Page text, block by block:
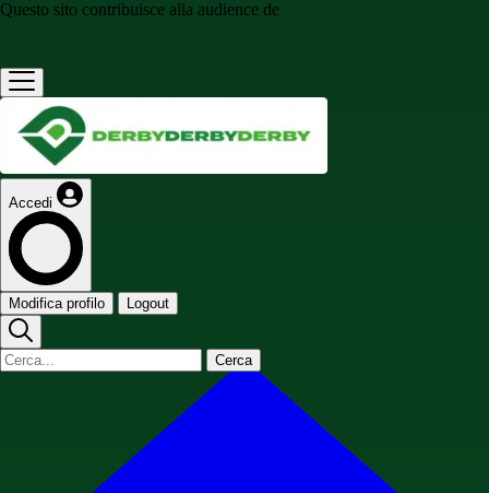
Questo sito contribuisce alla audience de
Accedi
Modifica profilo Logout
Cerca